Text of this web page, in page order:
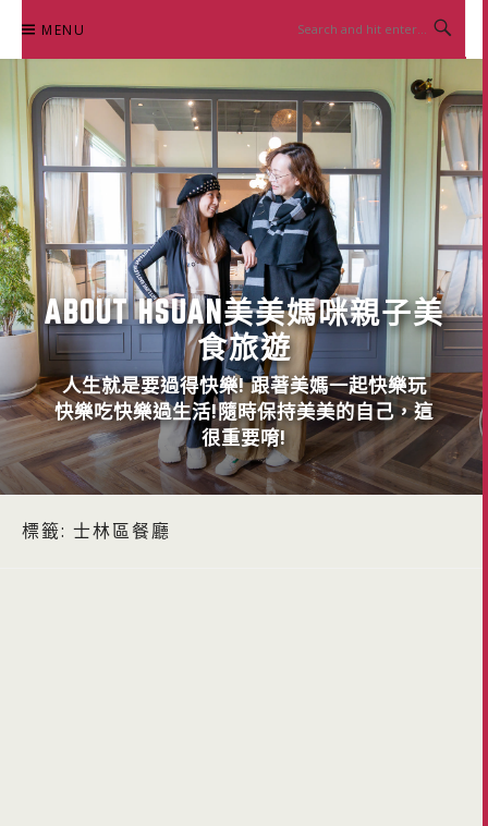
content
MENU
ABOUT HSUAN美美媽咪親子美
食旅遊
人生就是要過得快樂! 跟著美媽一起快樂玩
快樂吃快樂過生活!隨時保持美美的自己，這
很重要唷!
標籤: 士林區餐廳